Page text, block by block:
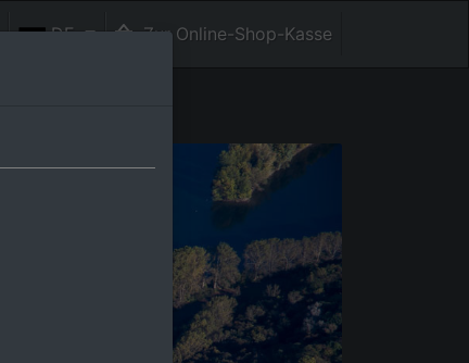
DE Zur Online-Shop-Kasse